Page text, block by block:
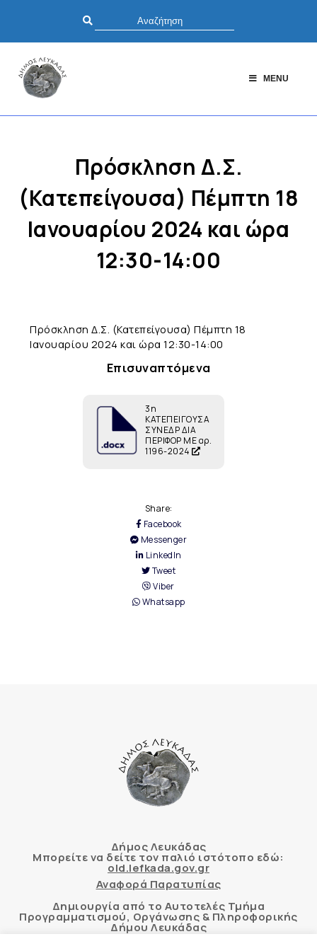
MENU
Πρόσκληση Δ.Σ.
(Κατεπείγουσα) Πέμπτη 18
Ιανουαρίου 2024 και ώρα
12:30-14:00
Πρόσκληση Δ.Σ. (Κατεπείγουσα) Πέμπτη 18
Ιανουαρίου 2024 και ώρα 12:30-14:00
Επισυναπτόμενα
3η
ΚΑΤΕΠΕΙΓΟΥΣΑ
ΣΥΝΕΔΡ ΔΙΑ
ΠΕΡΙΦΟΡ ΜΕ αρ.
1196-2024
Share:
Facebook
Messenger
LinkedIn
Tweet
Viber
Whatsapp
Δήμος Λευκάδας
Μπορείτε να δείτε τον παλιό ιστότοπο εδώ:
old.lefkada.gov.gr
Αναφορά Παρατυπίας
Δημιουργία από το Αυτοτελές Τμήμα
Προγραμματισμού, Οργάνωσης & Πληροφορικής
Δήμου Λευκάδας